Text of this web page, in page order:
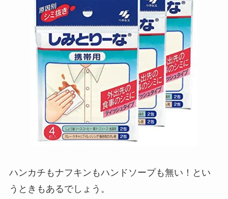
ハンカチもナフキンもハンドソープも無い！とい
うときもあるでしょう。